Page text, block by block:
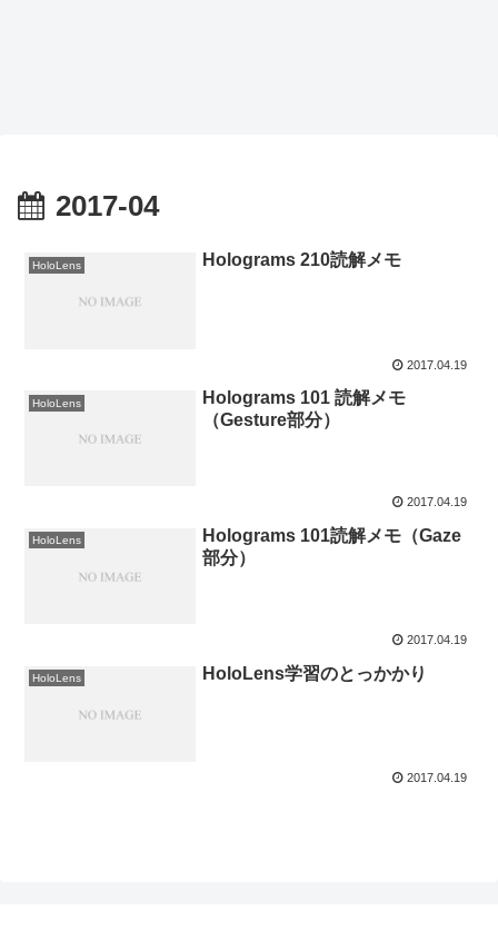
2017-04
HoloLens Holograms 210読解メモ
2017.04.19
HoloLens
Holograms 101 読解メモ
（Gesture部分）
2017.04.19
HoloLens
Holograms 101読解メモ（Gaze
部分）
2017.04.19
HoloLens HoloLens学習のとっかかり
2017.04.19